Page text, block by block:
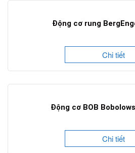
Động cơ rung
Chi tiết
Động cơ BOB
Chi tiết